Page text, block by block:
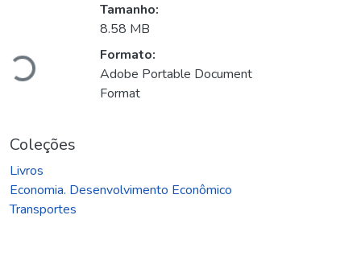
Carregando...
Tamanho:
8.58 MB
Formato:
Adobe Portable Document
Format
Coleções
Livros
Economia. Desenvolvimento Econômico
Transportes